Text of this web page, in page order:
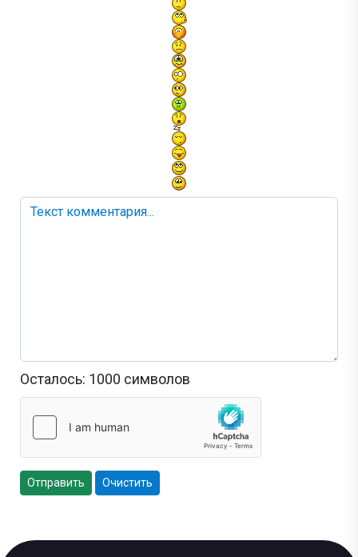
Осталось: 1000 символов
Отправить Очистить